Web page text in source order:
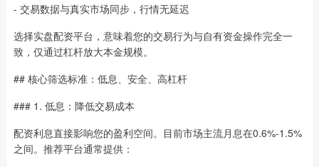
- 交易数据与真实市场同步，行情无延迟
选择实盘配资平台，意味着您的交易行为与自有资金操作完全一
致，仅通过杠杆放大本金规模。
## 核心筛选标准：低息、安全、高杠杆
### 1. 低息：降低交易成本
配资利息直接影响您的盈利空间。目前市场主流月息在0.6%-1.5%
之间。推荐平台通常提供：